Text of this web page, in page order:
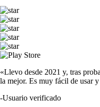
«Llevo desde 2021 y, tras
la mejor. Es muy fácil de usar
-Usuario verificado